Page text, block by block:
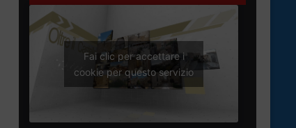
Fai clic per accettare i
cookie per questo servizio